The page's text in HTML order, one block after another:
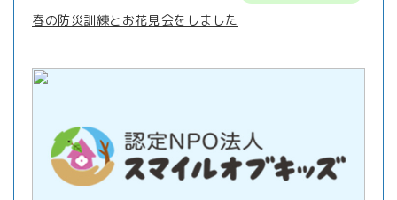
春の防災訓練とお花見会をしました